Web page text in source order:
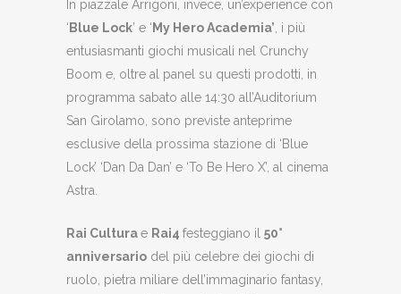
In piazzale Arrigoni, invece, un’experience con
‘Blue Lock’ e ‘My Hero Academia’ , i più
entusiasmanti giochi musicali nel Crunchy
Boom e, oltre al panel su questi prodotti, in
programma sabato alle 14:30 all’Auditorium
San Girolamo, sono previste anteprime
esclusive della prossima stazione di ‘Blue
Lock’ ‘Dan Da Dan’ e ‘To Be Hero X’, al cinema
Astra.
Rai Culturae Rai4 festeggiano il 50°
anniversario del più celebre dei giochi di
ruolo, pietra miliare dell’immaginario fantasy,